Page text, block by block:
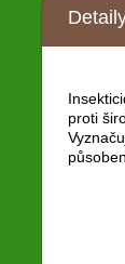
proti